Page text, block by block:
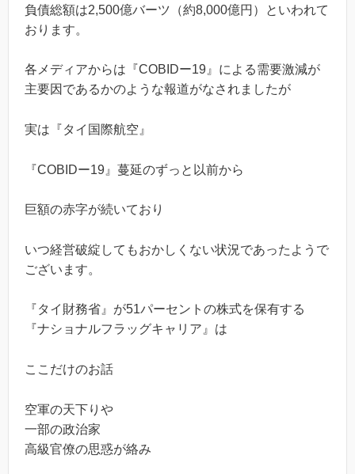
負債総額は2,500億バーツ（約8,000億円）といわれて
おります。
各メディアからは『COBIDー19』による需要激減が
主要因であるかのような報道がなされましたが
実は『タイ国際航空』
『COBIDー19』蔓延のずっと以前から
巨額の赤字が続いており
いつ経営破綻してもおかしくない状況であったようで
ございます。
『タイ財務省』が51パーセントの株式を保有する
『ナショナルフラッグキャリア』は
ここだけのお話
空軍の天下りや
一部の政治家
高級官僚の思惑が絡み